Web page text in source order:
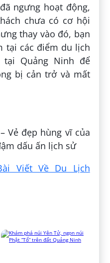
ngưng hoạt động,
chưa có cơ hội
thay vào đó, bạn
tại các điểm du lịch
Quảng Ninh để
bị cản trở và mất
Vẻ đẹp hùng vĩ của
dấu ấn lịch sử
Viết Về Du Lịch